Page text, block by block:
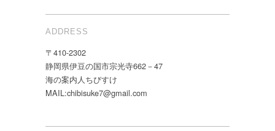
ADDRESS
〒410-2302
静岡県伊豆の国市宗光寺662－47
海の案内人ちびすけ
MAIL:chibisuke7@gmail.com